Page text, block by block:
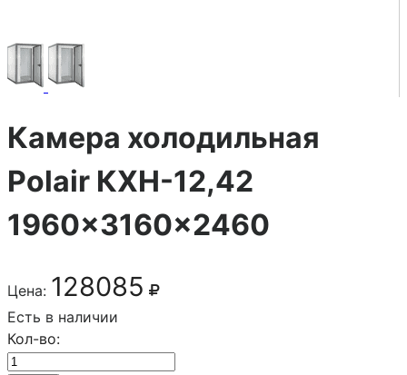
Камера холодильная
Polair КХН-12,42
1960×3160×2460
Цена: 128085
Есть в наличии
Кол-во: